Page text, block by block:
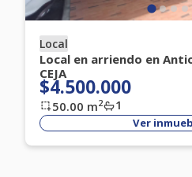
Local
Local en arriendo en
CEJA
$4.500.000
50.00 m2 1
Ver